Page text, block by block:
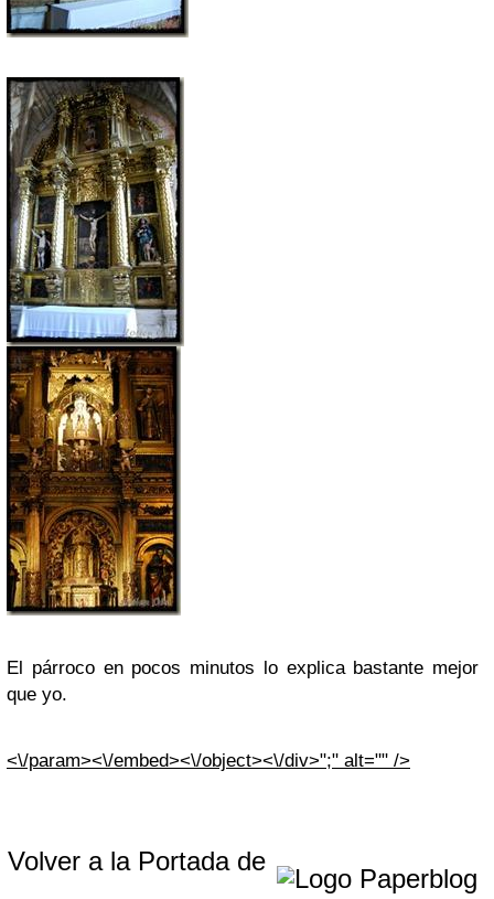
El párroco en pocos minutos lo explica bastante mejor
que yo.
<\/param><\/embed><\/object><\/div>";" alt="" />
Volver a la Portada de